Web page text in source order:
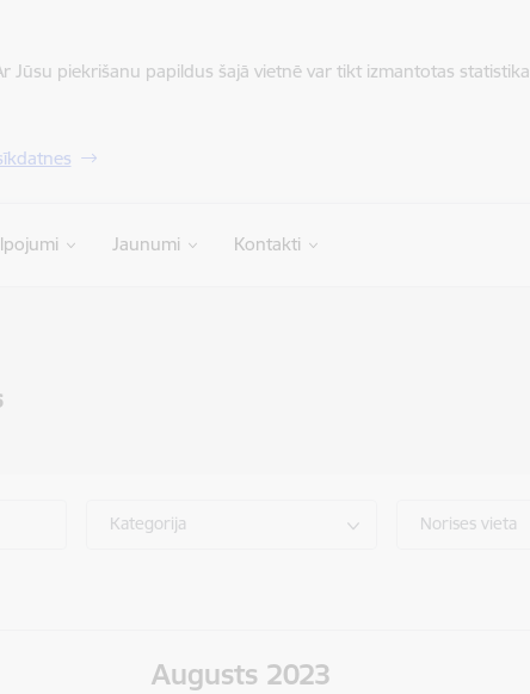
piekrišanu papildus šajā vietnē var tikt izmantotas
Jaunumi Kontakti
Kategorija Norises vieta
Augusts 2023